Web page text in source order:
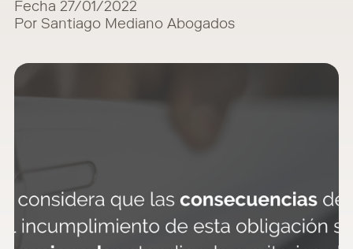
Fecha 27/01/2022
Por Santiago Mediano Abogados